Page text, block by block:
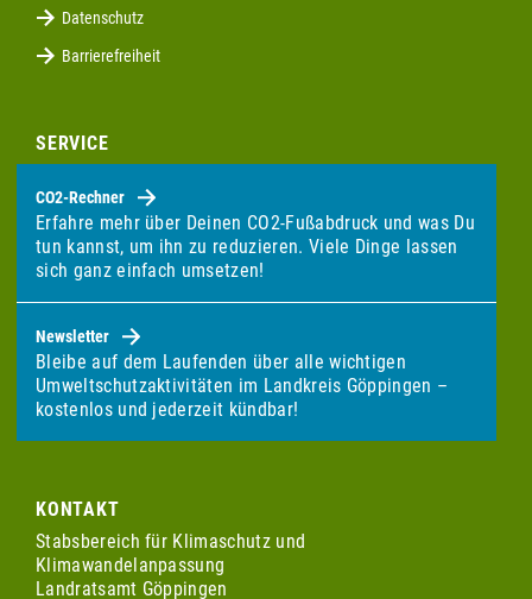
Datenschutz
Barrierefreiheit
SERVICE
CO2-Rechner
Erfahre mehr über Deinen CO2-Fußabdruck und was Du
tun kannst, um ihn zu reduzieren. Viele Dinge lassen
sich ganz einfach umsetzen!
Newsletter
Bleibe auf dem Laufenden über alle wichtigen
Umweltschutzaktivitäten im Landkreis Göppingen –
kostenlos und jederzeit kündbar!
KONTAKT
Stabsbereich für Klimaschutz und
Klimawandelanpassung
Landratsamt Göppingen